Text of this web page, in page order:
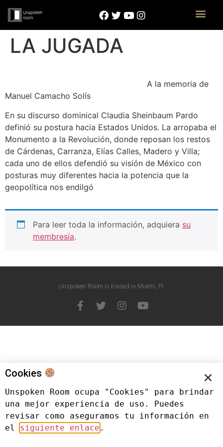
LA JUGADA
A la memoria de
Manuel Camacho Solís
En su discurso dominical Claudia Sheinbaum Pardo
definió su postura hacia Estados Unidos. La arropaba el
Monumento a la Revolución, donde reposan los restos
de Cárdenas, Carranza, Elías Calles, Madero y Villa;
cada uno de ellos defendió su visión de México con
posturas muy diferentes hacia la potencia que la
geopolítica nos endilgó
Para leer toda la información, adquiera su
membresía.
Unspoken Room is based in Miami, Fl.
Cookies
Unspoken Room ocupa "Cookies" para brindar
una mejor experiencia de uso. Puedes
revisar como aseguramos tu información en
el siguiente enlace .